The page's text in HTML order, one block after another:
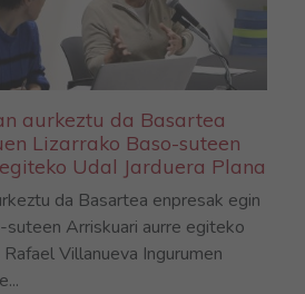
aurkeztu da Basartea
Lizarrako Baso-suteen
Udal Jarduera Plana
da Basartea enpresak egin
suteen Arriskuari aurre egiteko
Villanueva Ingurumen